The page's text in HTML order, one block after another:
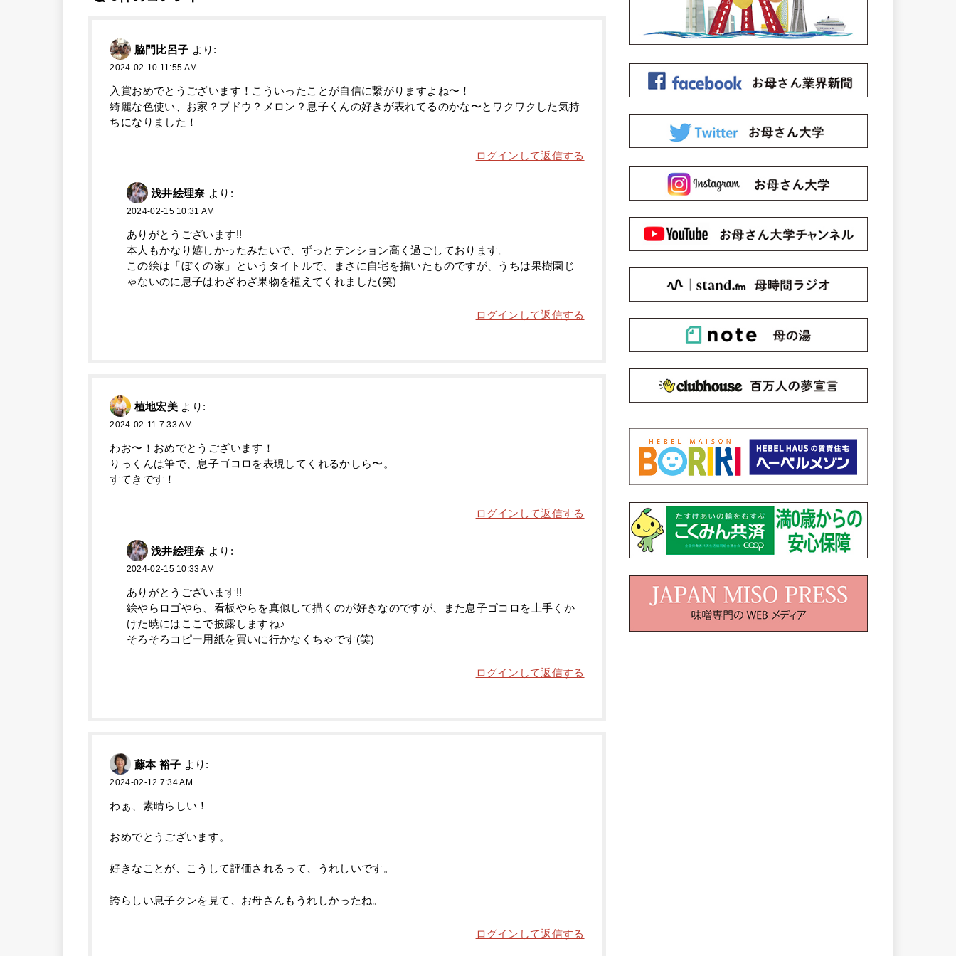
脇門比呂子 より:
2024-02-10 11:55 AM
入賞おめでとうございます！こういったことが自信に繋がりますよね〜！
綺麗な色使い、お家？ブドウ？メロン？息子くんの好きが表れてるのかな〜とワクワクした気持
ちになりました！
ログインして返信する
浅井絵理奈 より:
2024-02-15 10:31 AM
ありがとうございます!!
本人もかなり嬉しかったみたいで、ずっとテンション高く過ごしております。
この絵は「ぼくの家」というタイトルで、まさに自宅を描いたものですが、うちは果樹園じ
ゃないのに息子はわざわざ果物を植えてくれました(笑)
ログインして返信する
植地宏美 より:
2024-02-11 7:33 AM
わお〜！おめでとうございます！
りっくんは筆で、息子ゴコロを表現してくれるかしら〜。
すてきです！
ログインして返信する
浅井絵理奈 より:
2024-02-15 10:33 AM
ありがとうございます!!
絵やらロゴやら、看板やらを真似して描くのが好きなのですが、また息子ゴコロを上手くか
けた暁にはここで披露しますね♪
そろそろコピー用紙を買いに行かなくちゃです(笑)
ログインして返信する
藤本 裕子 より:
2024-02-12 7:34 AM
わぁ、素晴らしい！
おめでとうございます。
好きなことが、こうして評価されるって、うれしいです。
誇らしい息子クンを見て、お母さんもうれしかったね。
ログインして返信する